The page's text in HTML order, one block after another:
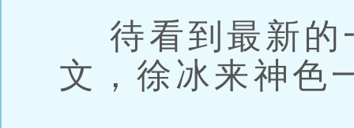
待看到最新的
文，徐冰来神色